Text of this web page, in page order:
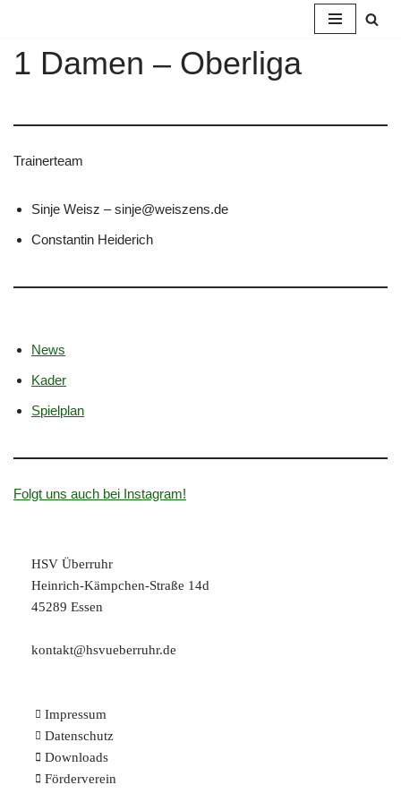
Inhalt
1 Damen – Oberliga
Trainerteam
Sinje Weisz – sinje@weiszens.de
Constantin Heiderich
News
Kader
Spielplan
Folgt uns auch bei Instagram!
HSV Überruhr
Heinrich-Kämpchen-Straße 14d
45289 Essen
kontakt@hsvueberruhr.de
Impressum
Datenschutz
Downloads
Förderverein